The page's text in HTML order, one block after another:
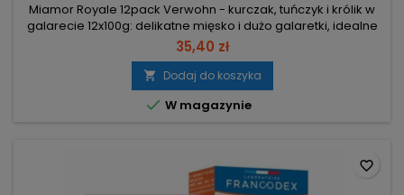
Miamor Royale 12pack Verwohn - kurczak, tuńczyk i królik w
galarecie 12x100g: delikatne mięsko i dużo galaretki, idealne
dla wybrednych kotów. Opakowanie 12x100g (4x tuńczyk, 4x
królik, 4x kurczak) — wygodne porcjowanie i różnorodność
smaków. Dużo galaretki, delikatne mięso — atrakcyjne dla
nawet wybrednych smakoszy. Bez polepszaczy,
konserwantów i soi —...
35,40 zł
 Dodaj do koszyka
 W magazynie
favorite_border